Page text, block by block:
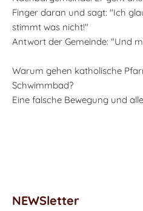
Finger daran und sagt: "Ich
stimmt was nicht!"
Antwort der Gemeinde: "Und
Warum gehen katholische
Schwimmbad?
Eine falsche Bewegung und
NEWSletter